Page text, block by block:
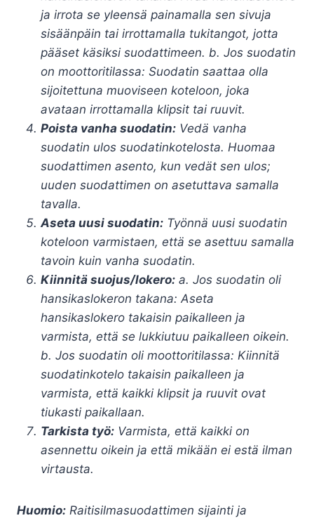
ja irrota se yleensä painamalla sen sivuja
sisäänpäin tai irrottamalla tukitangot, jotta
pääset käsiksi suodattimeen. b. Jos suodatin
on moottoritilassa: Suodatin saattaa olla
sijoitettuna muoviseen koteloon, joka
avataan irrottamalla klipsit tai ruuvit.
Poista vanha suodatin: Vedä vanha
suodatin ulos suodatinkotelosta. Huomaa
suodattimen asento, kun vedät sen ulos;
uuden suodattimen on asetuttava samalla
tavalla.
Aseta uusi suodatin: Työnnä uusi suodatin
koteloon varmistaen, että se asettuu samalla
tavoin kuin vanha suodatin.
Kiinnitä suojus/lokero: a. Jos suodatin oli
hansikaslokeron takana: Aseta
hansikaslokero takaisin paikalleen ja
varmista, että se lukkiutuu paikalleen oikein.
b. Jos suodatin oli moottoritilassa: Kiinnitä
suodatinkotelo takaisin paikalleen ja
varmista, että kaikki klipsit ja ruuvit ovat
tiukasti paikallaan.
Tarkista työ: Varmista, että kaikki on
asennettu oikein ja että mikään ei estä ilman
virtausta.
Huomio: Raitisilmasuodattimen sijainti ja